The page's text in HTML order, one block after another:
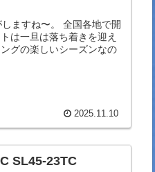
ますね〜。 全国各地で開
は一旦は落ち着きを迎え
グの楽しいシーズンなの
2025.11.10
SL45-23TC